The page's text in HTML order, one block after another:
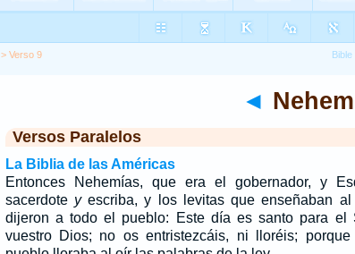
> Verso 9
◄
Versos Paralelos
La Biblia de las Américas
Entonces Nehemías, que era el gobernador, y
sacerdote yescriba, y los levitas que enseñaban al
dijeron a todo el pueblo: Este día es santo para el
vuestro Dios; no os entristezcáis, ni lloréis; porque